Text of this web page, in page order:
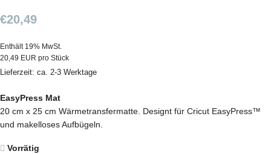
€20,49
Enthält 19% MwSt.
20,49 EUR pro Stück
Lieferzeit: ca. 2-3 Werktage
EasyPress Mat
20 cm x 25 cm Wärmetransfermatte. Designt für Cricut EasyPress™
und makelloses Aufbügeln.
Vorrätig